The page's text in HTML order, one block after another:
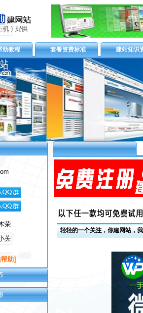
助教程 套餐资费标准 建站知识
荣
关
助]
轻轻的一个关注，你建网站，